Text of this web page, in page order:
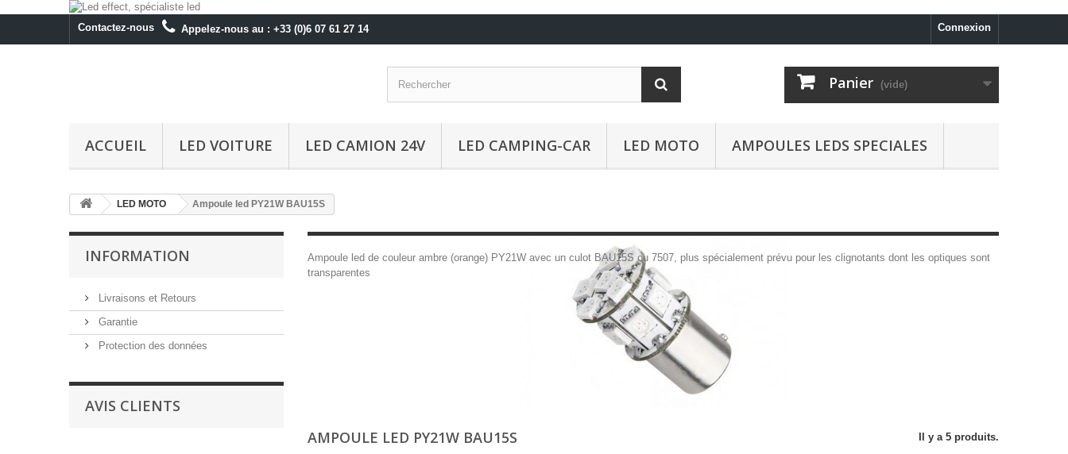
Connexion
Contactez-nous Appelez-nous au : +33 (0)6 07 61 27 14
Panier (vide)
ACCUEIL LED VOITURE LED CAMION 24V LED CAMPING-CAR LED MOTO AMPOULES LEDS SPECIALES
LED MOTO Ampoule led PY21W BAU15S
INFORMATION
Livraisons et Retours
Garantie
Protection des données
AVIS CLIENTS
Ampoule led de couleur ambre (orange) PY21W avec un culot BAU15S ou 7507, plus spécialement prévu pour les clignotants dont les optiques sont
transparentes
AMPOULE LED PY21W BAU15S Il y a 5 produits.